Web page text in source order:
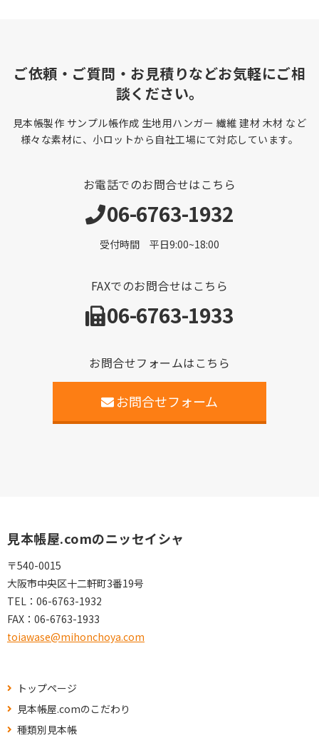
ご依頼・ご質問・お見積りなどお気軽にご相
談ください。
見本帳製作 サンプル帳作成 生地用ハンガー 繊維 建材 木材 など
様々な素材に、小ロットから自社工場にて対応しています。
お電話でのお問合せはこちら
06-6763-1932
受付時間 平日9:00~18:00
FAXでのお問合せはこちら
06-6763-1933
お問合せフォームはこちら
お問合せフォーム
見本帳屋.comのニッセイシャ
〒540-0015
大阪市中央区十二軒町3番19号
TEL： 06-6763-1932
FAX： 06-6763-1933
toiawase@mihonchoya.com
トップページ
見本帳屋.comのこだわり
種類別見本帳